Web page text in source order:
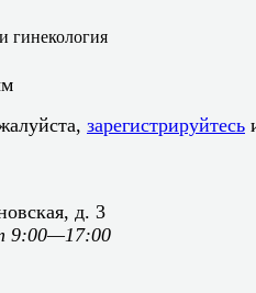
гинекология
зарегистрируйтесь
д. 3